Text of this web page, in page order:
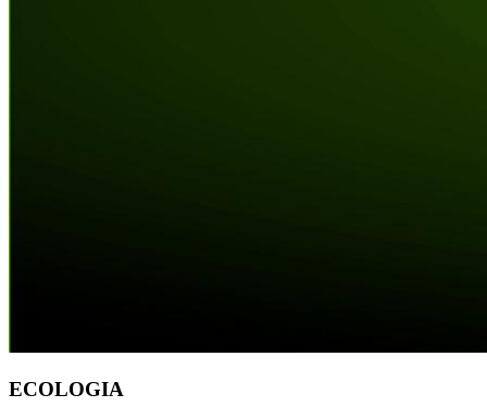
ECOLOGIA